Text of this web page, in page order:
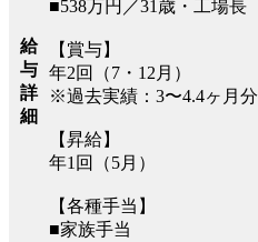
給
与
詳
細
■538万円／31歳・工場長
【賞与】
年2回（7・12月）
※過去実績：3〜4.4ヶ月分
【昇給】
年1回（5月）
【各種手当】
■家族手当